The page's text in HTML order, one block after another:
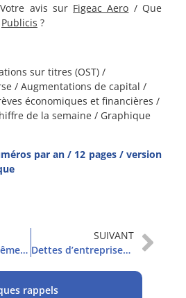
Votre avis sur Figeac Aero / Que
Publicis ?
sur titres (OST) /
/ Augmentations de capital /
économiques et financières /
de la semaine / Graphique
par an / 12 pages / version
On prend les mêmes et on recommence
SUIVANT
Dettes d’entreprises : toujours plus d’excès
rappels